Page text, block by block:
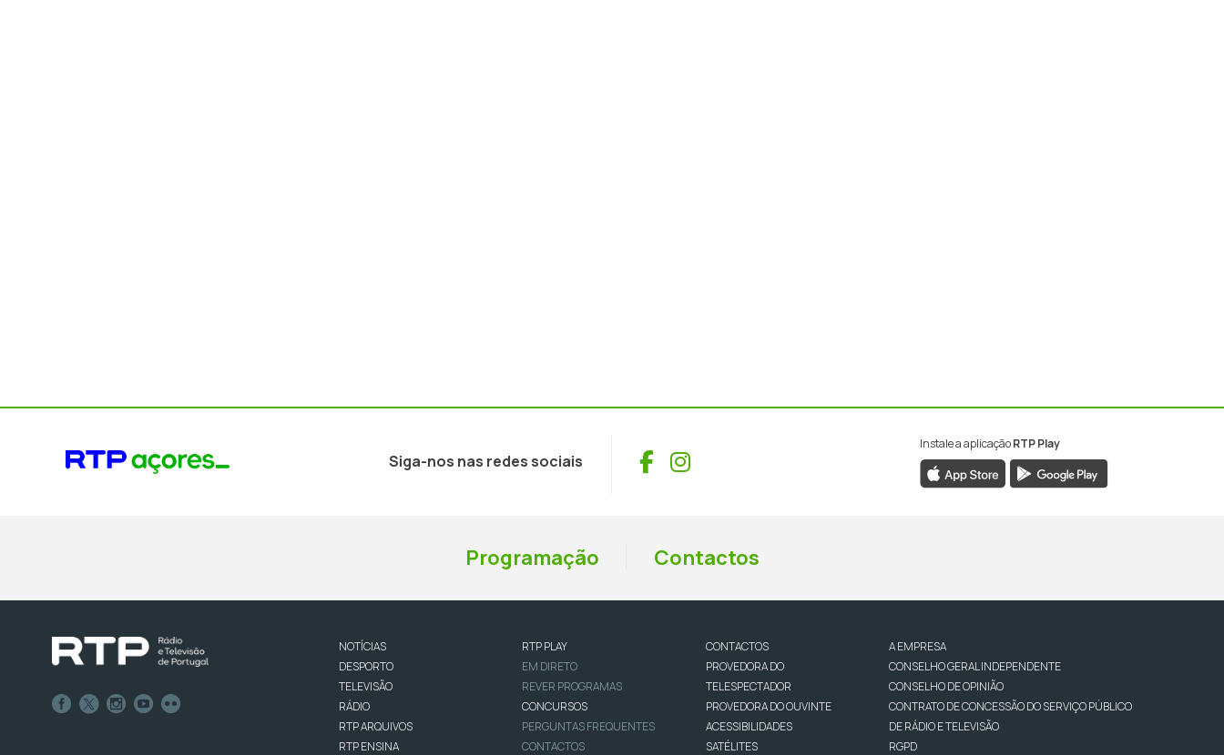
Siga-nos nas redes sociais Facebook
Instagram
Instale a aplicaçãoRTP Play
Programação Contactos
NOTÍCIAS
DESPORTO
TELEVISÃO
RÁDIO
RTP ARQUIVOS
RTP ENSINA
RTP PLAY
EM DIRETO
REVER PROGRAMAS
CONCURSOS
PERGUNTAS FREQUENTES
CONTACTOS
CONTACTOS
PROVEDORA DO
TELESPECTADOR
PROVEDORA DO OUVINTE
ACESSIBILIDADES
SATÉLITES
A EMPRESA
CONSELHO GERAL INDEPENDENTE
CONSELHO DE OPINIÃO
CONTRATO DE CONCESSÃO DO SERVIÇO PÚBLICO
DE RÁDIO E TELEVISÃO
RGPD